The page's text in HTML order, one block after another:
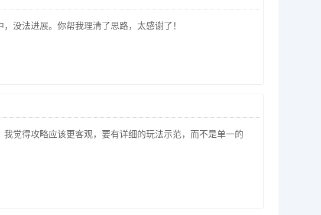
没法进展。你帮我理清了思路，太感谢了！
觉得攻略应该更客观，要有详细的玩法示范，而不是单一的